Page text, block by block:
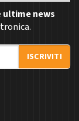
ultime news
ISCRIVITI